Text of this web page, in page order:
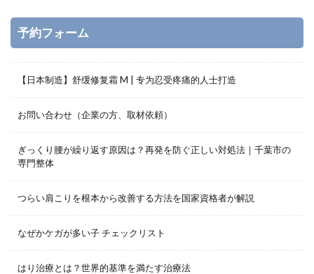
予約フォーム
【日本制造】舒缓修复霜 M | 专为忍受疼痛的人士打造
お問い合わせ（企業の方、取材依頼）
ぎっくり腰が繰り返す原因は？再発を防ぐ正しい対処法｜千葉市の
専門整体
つらい肩こりを根本から改善する方法を国家資格者が解説
なぜかケガが多い子 チェックリスト
はり治療とは？世界的基準を満たす治療法